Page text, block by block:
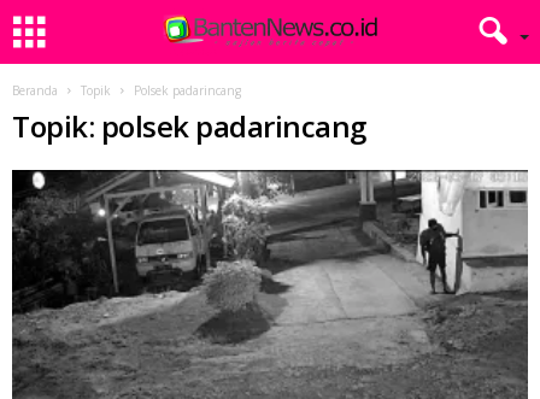
Beranda Topik Polsek padarincang
Topik: polsek padarincang